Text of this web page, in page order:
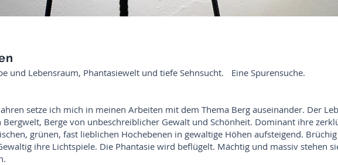
und Lebensraum, Phantasiewelt und tiefe Sehnsucht. Eine Spurensuche.
setze ich mich in meinen Arbeiten mit dem Thema Berg auseinander. Der
Bergwelt, Berge von unbeschreiblicher Gewalt und Schönheit. Dominant ihre
grünen, fast lieblichen Hochebenen in gewaltige Höhen aufsteigend.
ihre Lichtspiele. Die Phantasie wird beflügelt. Mächtig und massiv stehen